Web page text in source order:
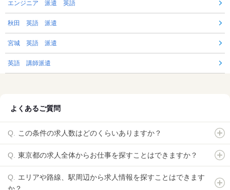
エンジニア 派遣 英語
秋田 英語 派遣
宮城 英語 派遣
英語 講師派遣
よくあるご質問
この条件の求人数はどのくらいありますか？
東京都の求人全体からお仕事を探すことはできますか？
エリアや路線、駅周辺から求人情報を探すことはできます